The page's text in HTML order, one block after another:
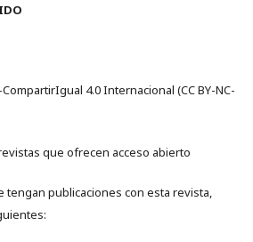
4.0 Internacional (CC BY-NC-
que ofrecen acceso abierto
tengan publicaciones con esta revista,